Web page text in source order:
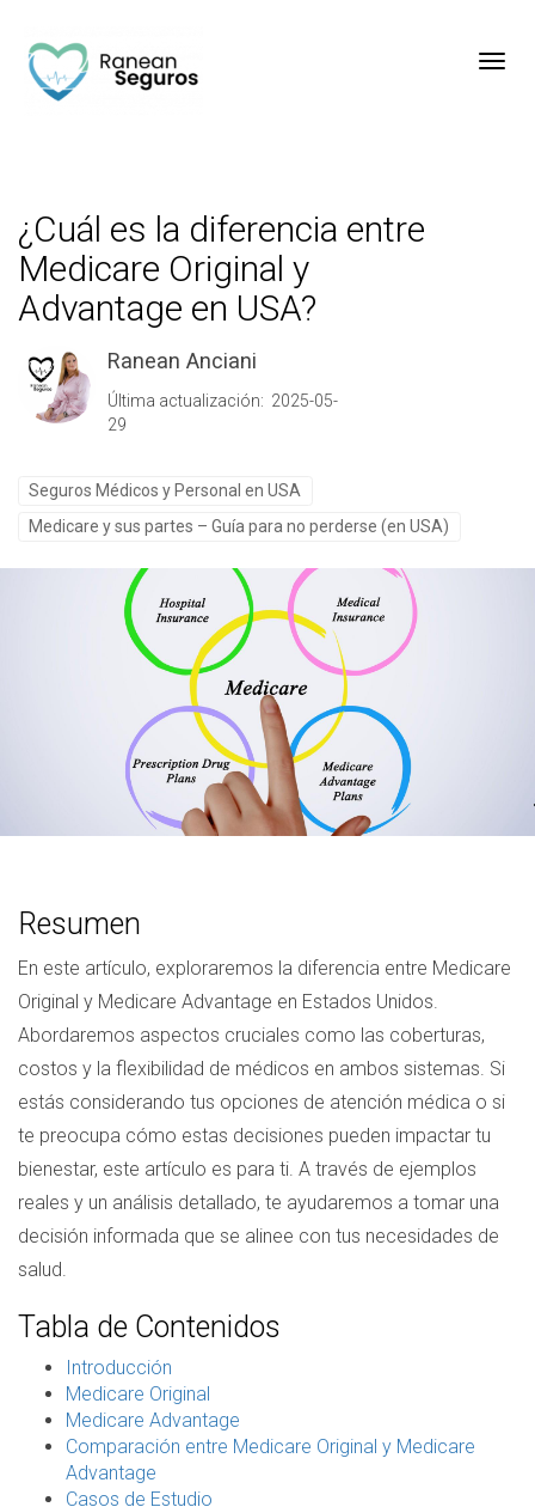
¿Cuál es la diferencia entre
Medicare Original y
Advantage en USA?
Ranean Anciani
Última actualización: 2025-05-
29
Seguros Médicos y Personal en USA
Medicare y sus partes – Guía para no perderse (en USA)
Resumen
En este artículo, exploraremos la diferencia entre Medicare
Original y Medicare Advantage en Estados Unidos.
Abordaremos aspectos cruciales como las coberturas,
costos y la flexibilidad de médicos en ambos sistemas. Si
estás considerando tus opciones de atención médica o si
te preocupa cómo estas decisiones pueden impactar tu
bienestar, este artículo es para ti. A través de ejemplos
reales y un análisis detallado, te ayudaremos a tomar una
decisión informada que se alinee con tus necesidades de
salud.
Tabla de Contenidos
Introducción
Medicare Original
Medicare Advantage
Comparación entre Medicare Original y Medicare
Advantage
Casos de Estudio